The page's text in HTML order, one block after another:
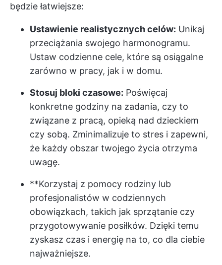
będzie łatwiejsze:
Ustawienie realistycznych celów: Unikaj
przeciążania swojego harmonogramu.
Ustaw codzienne cele, które są osiągalne
zarówno w pracy, jak i w domu.
Stosuj bloki czasowe: Poświęcaj
konkretne godziny na zadania, czy to
związane z pracą, opieką nad dzieckiem
czy sobą. Zminimalizuje to stres i zapewni,
że każdy obszar twojego życia otrzyma
uwagę.
**Korzystaj z pomocy rodziny lub
profesjonalistów w codziennych
obowiązkach, takich jak sprzątanie czy
przygotowywanie posiłków. Dzięki temu
zyskasz czas i energię na to, co dla ciebie
najważniejsze.